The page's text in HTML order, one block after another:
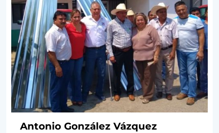
Antonio González Vázquez